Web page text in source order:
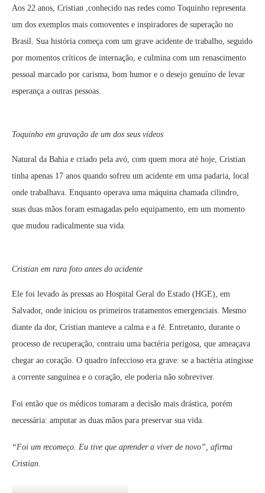
Aos 22 anos, Cristian ,conhecido nas redes como Toquinho representa
um dos exemplos mais comoventes e inspiradores de superação no
Brasil. Sua história começa com um grave acidente de trabalho, seguido
por momentos críticos de internação, e culmina com um renascimento
pessoal marcado por carisma, bom humor e o desejo genuíno de levar
esperança a outras pessoas.
Toquinho em gravação de um dos seus vídeos
Natural da Bahia e criado pela avó, com quem mora até hoje, Cristian
tinha apenas 17 anos quando sofreu um acidente em uma padaria, local
onde trabalhava. Enquanto operava uma máquina chamada cilindro,
suas duas mãos foram esmagadas pelo equipamento, em um momento
que mudou radicalmente sua vida.
Cristian em rara foto antes do acidente
Ele foi levado às pressas ao Hospital Geral do Estado (HGE), em
Salvador, onde iniciou os primeiros tratamentos emergenciais. Mesmo
diante da dor, Cristian manteve a calma e a fé. Entretanto, durante o
processo de recuperação, contraiu uma bactéria perigosa, que ameaçava
chegar ao coração. O quadro infeccioso era grave: se a bactéria atingisse
a corrente sanguínea e o coração, ele poderia não sobreviver.
Foi então que os médicos tomaram a decisão mais drástica, porém
necessária: amputar as duas mãos para preservar sua vida.
“Foi um recomeço. Eu tive que aprender a viver de novo”, afirma
Cristian.